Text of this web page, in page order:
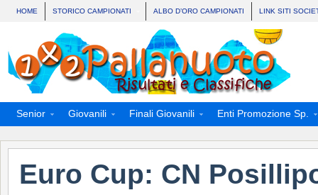
HOME STORICO CAMPIONATI ALBO D’ORO CAMPIONATI LINK SITI
Senior Giovanili Finali Giovanili Enti Promozione Sp.
Euro Cup: CN